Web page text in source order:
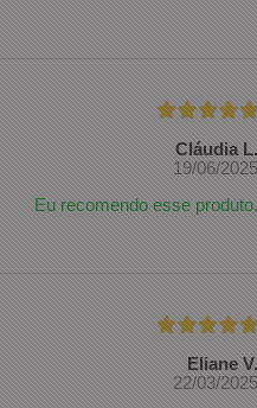
Cláudia L.
19/06/2025
Eu recomendo esse produto.
Eliane V.
22/03/2025